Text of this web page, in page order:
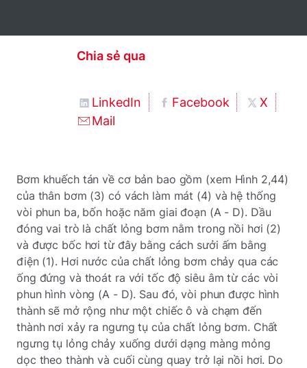
Chia sẻ qua
LinkedIn Facebook
X
Mail
Bơm khuếch tán về cơ bản bao gồm (xem Hình 2,44)
của thân bơm (3) có vách làm mát (4) và hệ thống
vòi phun ba, bốn hoặc năm giai đoạn (A - D). Dầu
đóng vai trò là chất lỏng bơm nằm trong nồi hơi (2)
và được bốc hơi từ đây bằng cách sưởi ấm bằng
điện (1). Hơi nước của chất lỏng bơm chảy qua các
ống đứng và thoát ra với tốc độ siêu âm từ các vòi
phun hình vòng (A - D). Sau đó, vòi phun được hình
thành sẽ mở rộng như một chiếc ô và chạm đến
thành nơi xảy ra ngưng tụ của chất lỏng bơm. Chất
ngưng tụ lỏng chảy xuống dưới dạng màng mỏng
dọc theo thành và cuối cùng quay trở lại nồi hơi. Do